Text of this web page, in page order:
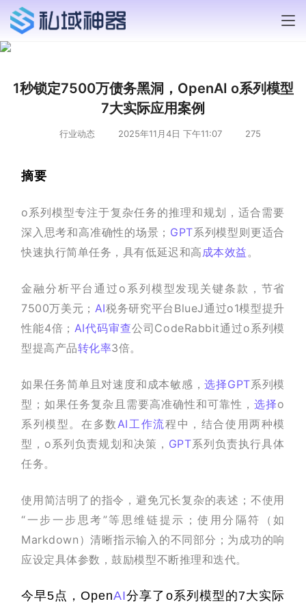
1秒锁定7500万债务黑洞，OpenAI o系列模型
7大实际应用案例
行业动态 2025年11月4日 下午11:07 275
摘要
o系列模型专注于复杂任务的推理和规划，适合需要
深入思考和高准确性的场景； GPT系列模型则更适合
快速执行简单任务，具有低延迟和高成本效益。
金融分析平台通过o系列模型发现关键条款，节省
7500万美元； AI税务研究平台BlueJ通过o1模型提升
性能4倍； AI代码审查公司CodeRabbit通过o系列模
型提高产品转化率3倍。
如果任务简单且对速度和成本敏感，选择GPT系列模
型；如果任务复杂且需要高准确性和可靠性，选择o
系列模型。在多数AI工作流程中，结合使用两种模
型，o系列负责规划和决策， GPT系列负责执行具体
任务。
使用简洁明了的指令，避免冗长复杂的表述；不使用
“一步一步思考”等思维链提示；使用分隔符（如
Markdown）清晰指示输入的不同部分；为成功的响
应设定具体参数，鼓励模型不断推理和迭代。
今早5点，OpenAI分享了o系列模型的7大实际